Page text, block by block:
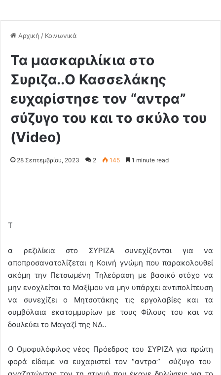
Αρχική / Κοινωνικά
Τα μασκαριλίκια στο
Συριζα..Ο Κασσελάκης
ευχαρίστησε τον “αντρα”
σύζυγο του και το σκύλο του
(Video)
28 Σεπτεμβρίου, 2023 2 145 1 minute read
Τ
α ρεζιλίκια στο ΣΥΡΙΖΑ συνεχίζονται για να
αποπροσανατολίζεται η Κοινή γνώμη που παρακολουθεί
ακόμη την Πετσωμένη Τηλεόραση με βασικό στόχο να
μην ενοχλείται το Μαξίμου να μην υπάρχει αντιπολίτευση
να συνεχίζει ο Μητσοτάκης τις εργολαβίες και τα
συμβόλαια εκατομμυρίων με τους Φίλους του και να
δουλεύει το Μαγαζί της ΝΔ..
Ο Ομοφυλόφιλος νέος Πρόεδρος του ΣΥΡΙΖΑ για πρώτη
φορά είδαμε να ευχαριστεί τον “αντρα” σύζυγο του